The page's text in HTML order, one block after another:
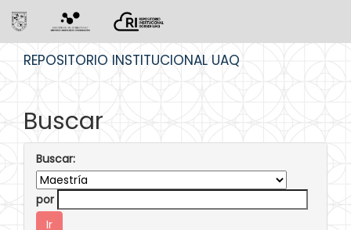
REPOSITORIO INSTITUCIONAL UAQ
Buscar
Buscar:
por